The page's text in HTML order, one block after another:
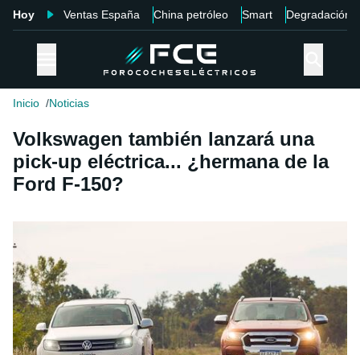
Hoy Ventas España China petróleo Smart Degradación
Inicio Noticias
Volkswagen también lanzará una
pick-up eléctrica... ¿hermana de la
Ford F-150?